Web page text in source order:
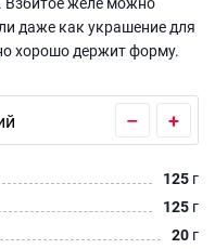
даже как украшение для
хорошо держит форму.
– +
125 г
125 г
20 г